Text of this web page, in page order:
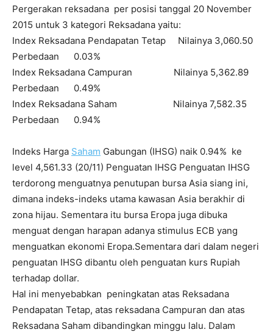
Pergerakan reksadana per posisi tanggal 20 November
2015 untuk 3 kategori Reksadana yaitu:
Index Reksadana Pendapatan Tetap Nilainya 3,060.50
Perbedaan 0.03%
Index Reksadana Campuran Nilainya 5,362.89
Perbedaan 0.49%
Index Reksadana Saham Nilainya 7,582.35
Perbedaan 0.94%
Indeks Harga Saham Gabungan (IHSG) naik 0.94% ke
level 4,561.33 (20/11) Penguatan IHSG Penguatan IHSG
terdorong menguatnya penutupan bursa Asia siang ini,
dimana indeks-indeks utama kawasan Asia berakhir di
zona hijau. Sementara itu bursa Eropa juga dibuka
menguat dengan harapan adanya stimulus ECB yang
menguatkan ekonomi Eropa.Sementara dari dalam negeri
penguatan IHSG dibantu oleh penguatan kurs Rupiah
terhadap dollar.
Hal ini menyebabkan peningkatan atas Reksadana
Pendapatan Tetap, atas reksadana Campuran dan atas
Reksadana Saham dibandingkan minggu lalu. Dalam